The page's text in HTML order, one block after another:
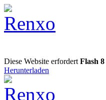
Diese Website erfordert Flash 8
Herunterladen